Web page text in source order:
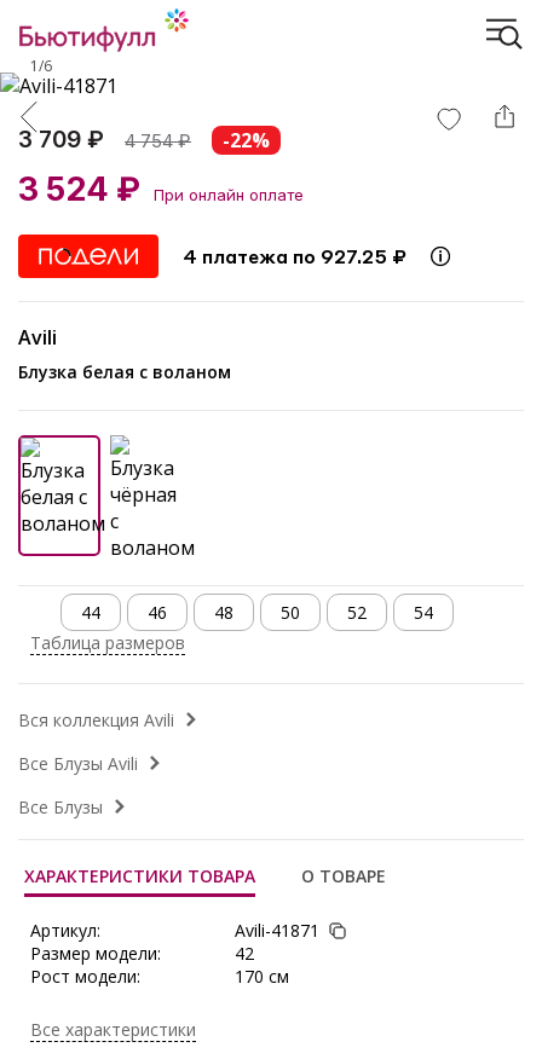
1/6
3 709 ₽ 4 754₽ -22%
3 524 ₽ При онлайн оплате
4 платежа по 927.25 ₽
Avili
Блузка белая с воланом
44 46 48 50 52
54
Таблица размеров
Вся коллекция Avili
Все Блузы Avili
Все Блузы
ХАРАКТЕРИСТИКИ ТОВАРА О ТОВАРЕ
Артикул:
Avili-41871
Размер модели:
42
Рост модели:
170 см
Тип ткани:
Все характеристики